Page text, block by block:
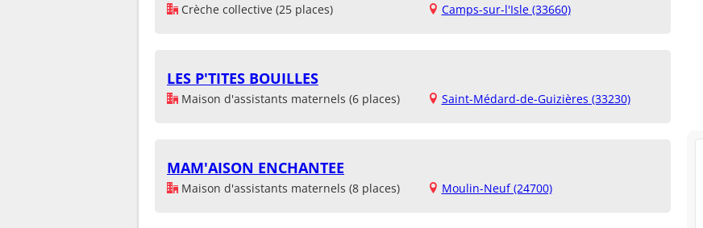
Crèche collective (25 places) Camps-sur-l'Isle (33660)
LES P'TITES BOUILLES
Maison d'assistants maternels (6 places) Saint-Médard-de-Guizières (33230)
MAM'AISON ENCHANTEE
Maison d'assistants maternels (8 places) Moulin-Neuf (24700)